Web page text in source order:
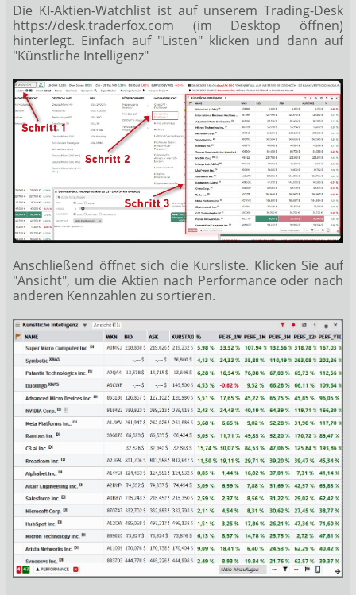
Die KI-Aktien-Watchlist ist auf unserem Trading-Desk
https://desk.traderfox.com (im Desktop öffnen)
hinterlegt. Einfach auf "Listen" klicken und dann auf
"Künstliche Intelligenz"
Anschließend öffnet sich die Kursliste. Klicken Sie auf
"Ansicht", um die Aktien nach Performance oder nach
anderen Kennzahlen zu sortieren.